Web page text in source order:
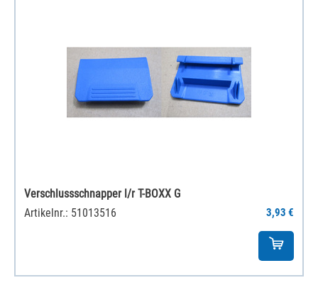
Verschlussschnapper l/r T-BOXX G
Artikelnr.: 51013516
3,93 €